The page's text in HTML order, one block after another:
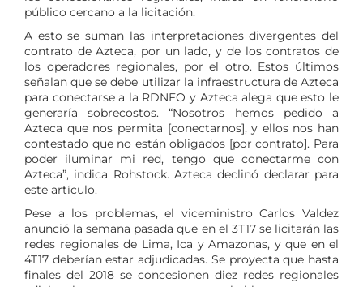
público cercano a la licitación.
A esto se suman las interpretaciones divergentes del
contrato de Azteca, por un lado, y de los contratos de
los operadores regionales, por el otro. Estos últimos
señalan que se debe utilizar la infraestructura de Azteca
para conectarse a la RDNFO y Azteca alega que esto le
generaría sobrecostos. “Nosotros hemos pedido a
Azteca que nos permita [conectarnos], y ellos nos han
contestado que no están obligados [por contrato]. Para
poder iluminar mi red, tengo que conectarme con
Azteca”, indica Rohstock. Azteca declinó declarar para
este artículo.
Pese a los problemas, el viceministro Carlos Valdez
anunció la semana pasada que en el 3T17 se licitarán las
redes regionales de Lima, Ica y Amazonas, y que en el
4T17 deberían estar adjudicadas. Se proyecta que hasta
finales del 2018 se concesionen diez redes regionales